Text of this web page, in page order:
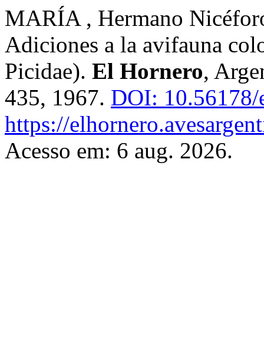
MARÍA , Hermano
Adiciones a la avifauna
Picidae). El Hornero,
435, 1967. DOI:
https://
Acesso em: 6 aug. 2026.